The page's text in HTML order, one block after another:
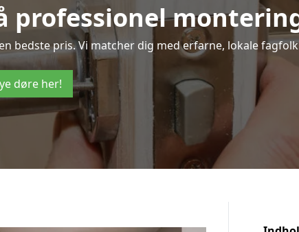
professionel
bedste pris. Vi matcher dig med erfarne, lokale
døre her!